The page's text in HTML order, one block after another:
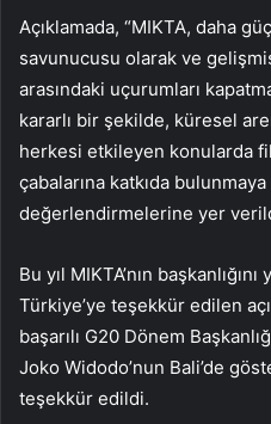
Açıklamada, “MIKTA, daha
savunucusu olarak ve
arasındaki uçurumları
kararlı bir şekilde, küresel
herkesi etkileyen konularda
çabalarına katkıda
değerlendirmelerine yer
Bu yıl MIKTA’nın
Türkiye’ye teşekkür edilen
başarılı G20 Dönem
Joko Widodo’nun Bali’de
teşekkür edildi.